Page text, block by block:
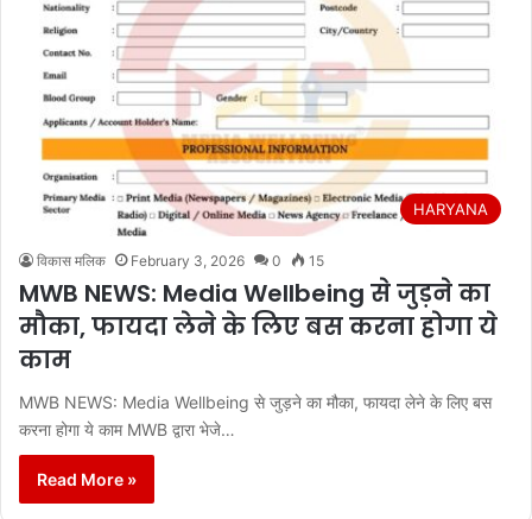
HARYANA
विकास मलिक February 3, 2026 0 15
MWB NEWS: Media Wellbeing से जुड़ने का
मौका, फायदा लेने के लिए बस करना होगा ये
काम
MWB NEWS: Media Wellbeing से जुड़ने का मौका, फायदा लेने के लिए बस
करना होगा ये काम MWB द्वारा भेजे…
Read More »